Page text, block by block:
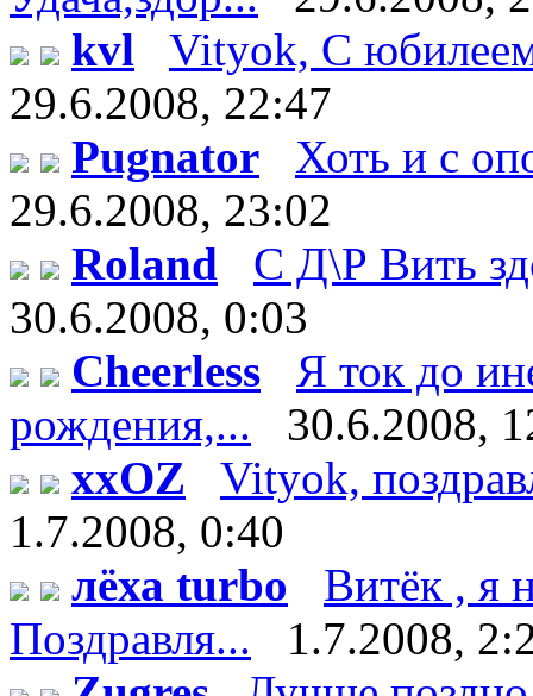
kvl
Vityok, С
29.6.2008, 22:47
Pugnator
Хоть и с
29.6.2008, 23:02
Roland
С Д\Р Вить
30.6.2008, 0:03
Cheerless
Я ток до
рождения,...
30.6.2008,
xxOZ
Vityok,
1.7.2008, 0:40
лёха turbo
Витёк , я
Поздравля...
1.7.2008,